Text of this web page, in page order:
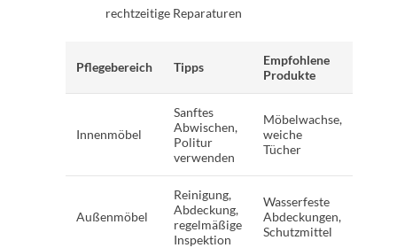
rechtzeitige Reparaturen
Pflegebereich Tipps
Empfohlene
Produkte
Innenmöbel
Sanftes
Abwischen,
Politur
verwenden
Möbelwachse,
weiche
Tücher
Außenmöbel
Reinigung,
Abdeckung,
regelmäßige
Inspektion
Wasserfeste
Abdeckungen,
Schutzmittel